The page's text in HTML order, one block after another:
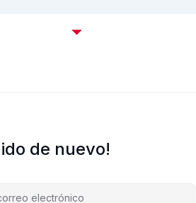
de nuevo!